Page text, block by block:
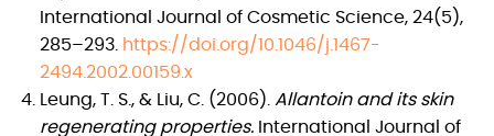
International Journal of Cosmetic Science, 24(5),
285–293. https://doi.org/10.1046/j.1467-
2494.2002.00159.x
Leung, T. S., & Liu, C. (2006). Allantoin and its skin
regenerating properties. International Journal of